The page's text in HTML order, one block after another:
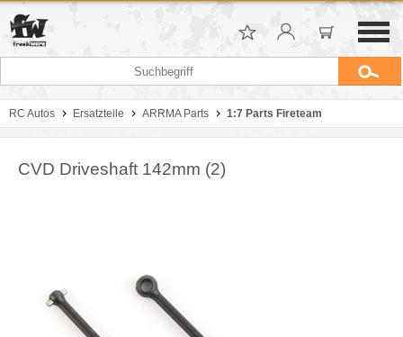
RC Autos Ersatzteile ARRMA Parts 1:7 Parts Fireteam
CVD Driveshaft 142mm (2)